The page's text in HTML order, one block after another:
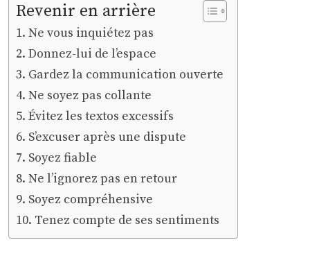
Revenir en arrière
Ne vous inquiétez pas
Donnez-lui de l’espace
Gardez la communication ouverte
Ne soyez pas collante
Évitez les textos excessifs
S’excuser après une dispute
Soyez fiable
Ne l’ignorez pas en retour
Soyez compréhensive
Tenez compte de ses sentiments